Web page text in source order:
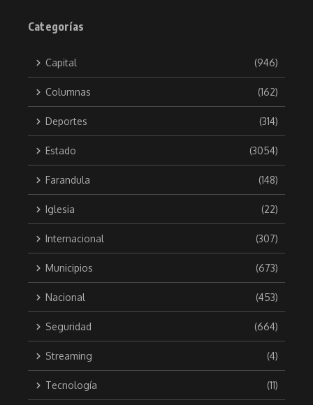
Categorías
Capital (946)
Columnas (162)
Deportes (314)
Estado (3054)
Farandula (148)
Iglesia (22)
Internacional (307)
Municipios (673)
Nacional (453)
Seguridad (664)
Streaming (4)
Tecnología (11)